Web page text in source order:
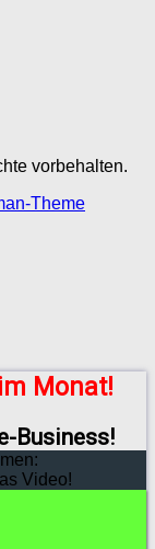
vorbehalten.
Theme
Monat!
Business!
Video!